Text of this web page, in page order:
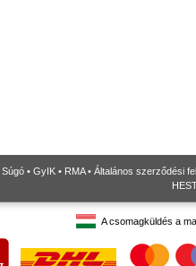
Súgó • GyIK • RMA• Általános szerződési
A csomagküldés a